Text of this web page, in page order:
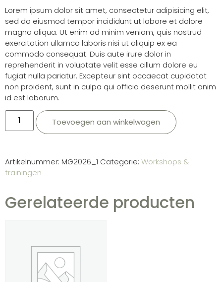
Lorem ipsum dolor sit amet, consectetur adipisicing elit,
sed do eiusmod tempor incididunt ut labore et dolore
magna aliqua. Ut enim ad minim veniam, quis nostrud
exercitation ullamco laboris nisi ut aliquip ex ea
commodo consequat. Duis aute irure dolor in
reprehenderit in voluptate velit esse cillum dolore eu
fugiat nulla pariatur. Excepteur sint occaecat cupidatat
non proident, sunt in culpa qui officia deserunt mollit anim
id est laborum.
Toevoegen aan winkelwagen
Artikelnummer: MG2026_1 Categorie: Workshops &
trainingen
Gerelateerde producten